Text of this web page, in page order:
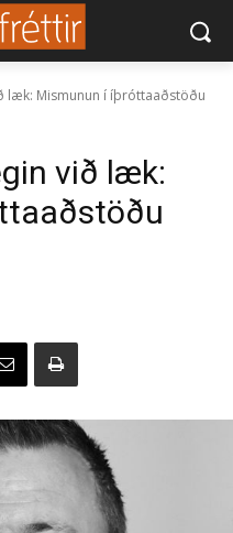
læk: Mismunun í íþróttaaðstöðu
við læk: